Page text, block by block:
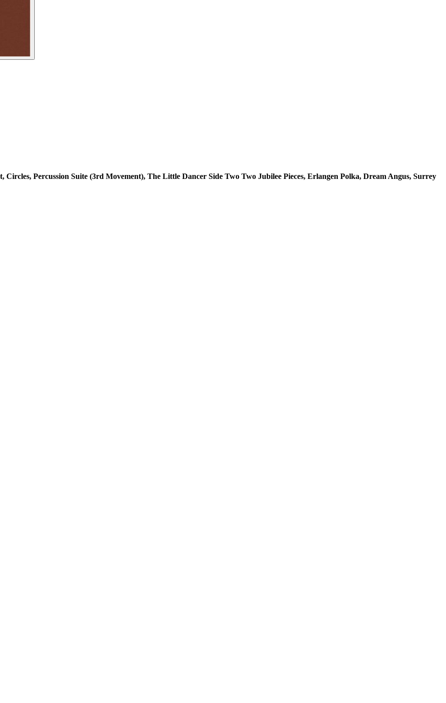
Circles, Percussion Suite (3rd Movement), The Little Dancer Side Two Two Jubilee Pieces, Erlangen Polka, Dream Angus, Surrey